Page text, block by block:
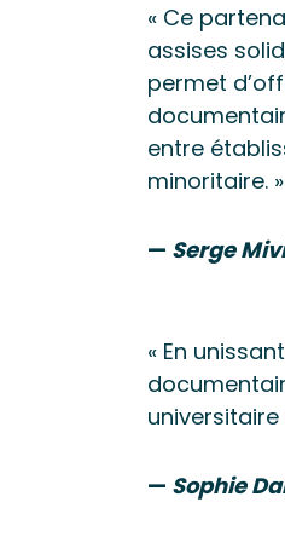
« Ce
assises
permet
entre
minoritaire. »
— Serge
« En
universitaire
— Sophie